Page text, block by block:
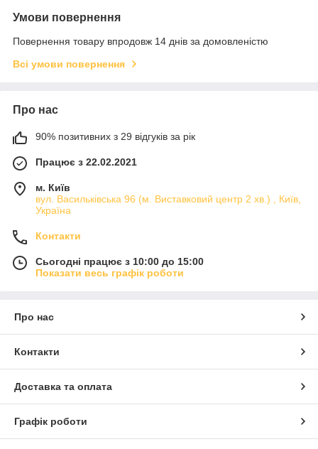
Умови повернення
Повернення товару впродовж 14 днів за домовленістю
Всі умови повернення
Про нас
90% позитивних з 29 відгуків за рік
Працює з 22.02.2021
м. Київ
вул. Васильківська 96 (м. Виставковий центр 2 хв.) , Київ,
Україна
Контакти
Сьогодні працює з 10:00 до 15:00
Показати весь графік роботи
Про нас
Контакти
Доставка та оплата
Графік роботи